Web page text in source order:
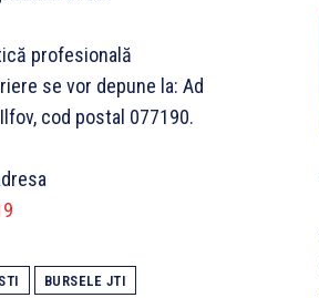
profesională
se vor depune la: Ad
cod postal 077190.
BURSELE JTI